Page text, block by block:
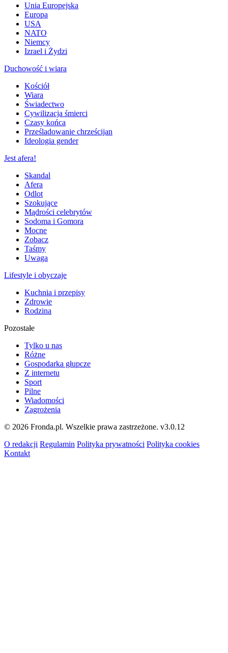
Unia Europejska
Europa
USA
NATO
Niemcy
Izrael i Żydzi
Duchowość i wiara
Kościół
Wiara
Świadectwo
Cywilizacja śmierci
Czasy końca
Prześladowanie chrześcijan
Ideologia gender
Jest afera!
Skandal
Afera
Odlot
Szokujące
Mądrości celebrytów
Sodoma i Gomora
Mocne
Zobacz
Taśmy
Uwaga
Lifestyle i obyczaje
Kuchnia i przepisy
Zdrowie
Rodzina
Pozostałe
Tylko u nas
Różne
Gospodarka głupcze
Z internetu
Sport
Pilne
Wiadomości
Zagrożenia
© 2026 Fronda.pl. Wszelkie prawa zastrzeżone. v3.0.12
O redakcji Regulamin Polityka prywatności Polityka cookies
Kontakt